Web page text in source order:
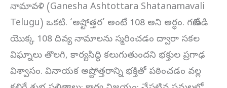
నామావళి (Ganesha Ashtottara Shatanamavali
Telugu) ఒకటి. ‘అష్టోత్తర’ అంటే 108 అని అర్థం. గణేశుడి
యొక్క 108 దివ్య నామాలను స్మరించడం ద్వారా సకల
విఘ్నాలు తొలగి, కార్యసిద్ధి కలుగుతుందని భక్తుల ప్రగాఢ
విశ్వాసం. వినాయక అష్టోత్తరాన్ని భక్తితో పఠించడం వల్ల